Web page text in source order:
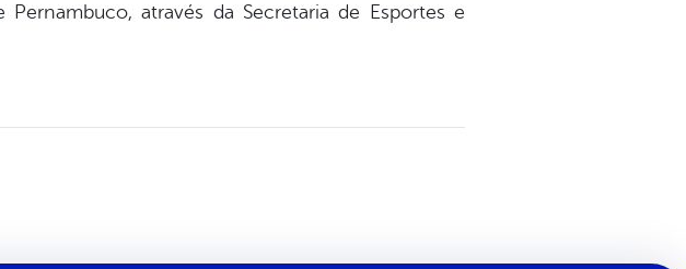
através da Secretaria de Esportes e